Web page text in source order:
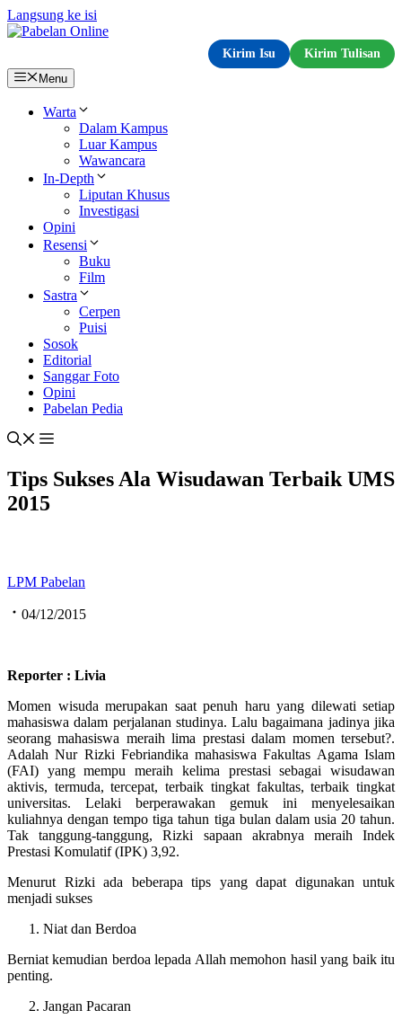
Langsung ke isi
Kirim Isu
Kirim Tulisan
Menu
Warta
Dalam Kampus
Luar Kampus
Wawancara
In-Depth
Liputan Khusus
Investigasi
Opini
Resensi
Buku
Film
Sastra
Cerpen
Puisi
Sosok
Editorial
Sanggar Foto
Opini
Pabelan Pedia
Tips Sukses Ala Wisudawan Terbaik UMS
2015
LPM Pabelan
04/12/2015
Reporter : Livia
Momen wisuda merupakan saat penuh haru yang dilewati setiap
mahasiswa dalam perjalanan studinya. Lalu bagaimana jadinya jika
seorang mahasiswa meraih lima prestasi dalam momen tersebut?.
Adalah Nur Rizki Febriandika mahasiswa Fakultas Agama Islam
(FAI) yang mempu meraih kelima prestasi sebagai wisudawan
aktivis, termuda, tercepat, terbaik tingkat fakultas, terbaik tingkat
universitas. Lelaki berperawakan gemuk ini menyelesaikan
kuliahnya dengan tempo tiga tahun tiga bulan dalam usia 20 tahun.
Tak tanggung-tanggung, Rizki sapaan akrabnya meraih Indek
Prestasi Komulatif (IPK) 3,92.
Menurut Rizki ada beberapa tips yang dapat digunakan untuk
menjadi sukses
Niat dan Berdoa
Berniat kemudian berdoa lepada Allah memohon hasil yang baik itu
penting.
Jangan Pacaran